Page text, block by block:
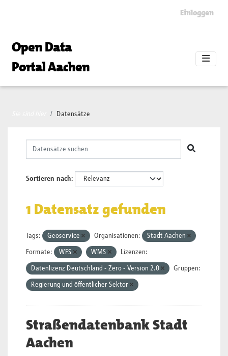
Einloggen
Open Data
Portal Aachen
Datensätze
Sortieren nach
1 Datensatz gefunden
Tags: Geoservice Organisationen: Stadt Aachen
Formate: WFS WMS Lizenzen:
Datenlizenz Deutschland - Zero - Version 2.0 Gruppen:
Regierung und öffentlicher Sektor
Straßendatenbank Stadt
Aachen